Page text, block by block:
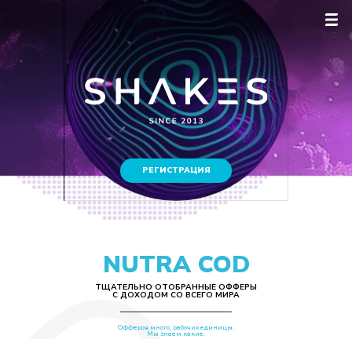
РЕГИСТРАЦИЯ
NUTRA COD
ТЩАТЕЛЬНО ОТОБРАННЫЕ ОФФЕРЫ
С ДОХОДОМ СО ВСЕГО МИРА
Офферов много, рабочих единицы.
Мы знаем какие.